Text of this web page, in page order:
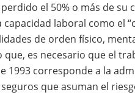
el 50% o más de su
laboral como el
de orden físico,
es necesario que el
1993 corresponde a la
que asuman el